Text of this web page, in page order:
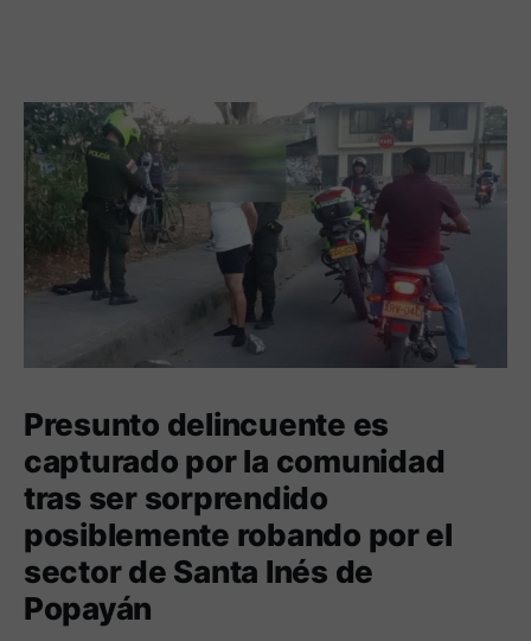
Presunto delincuente es
capturado por la comunidad
tras ser sorprendido
posiblemente robando por el
sector de Santa Inés de
Popayán